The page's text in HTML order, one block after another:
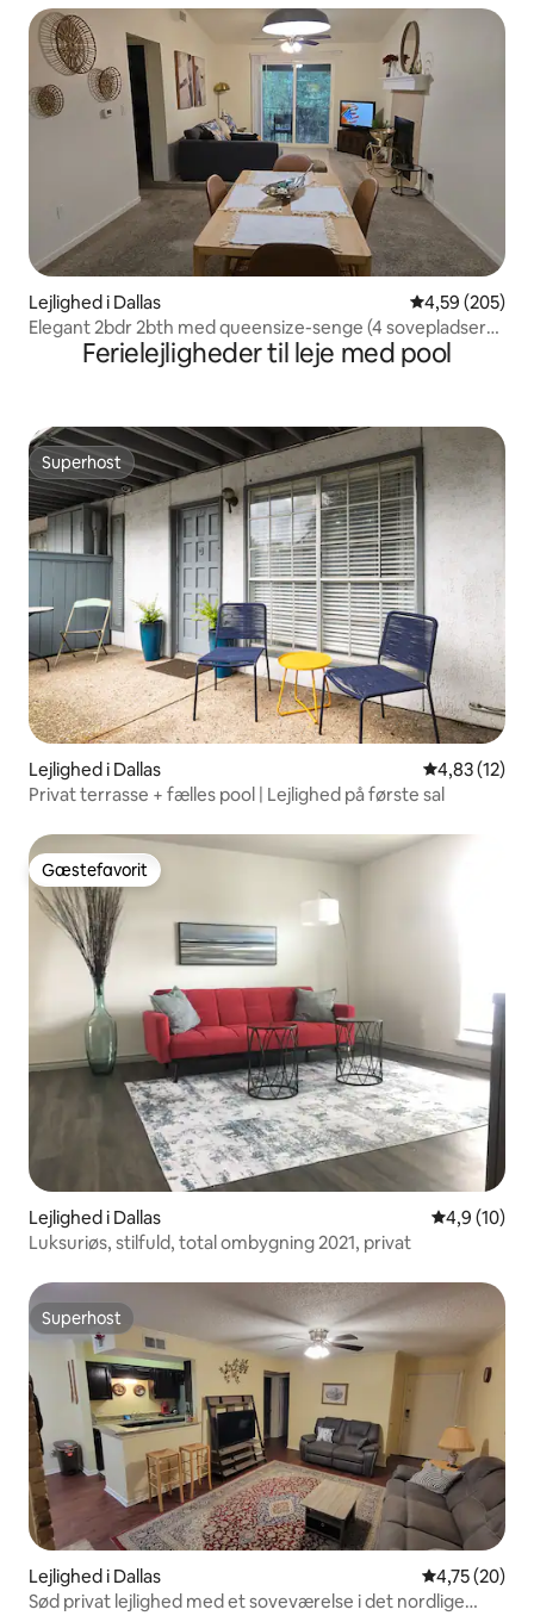
Lejlighed i Dallas 4,59 ud af 5 i
4,59 (205)
Elegant 2bdr 2bth med queensize-senge (4 sovepladser
Ferielejligheder til leje med pool
Superhost
Superhost
Lejlighed i Dallas 4,83 ud af 5
4,83 (12)
Privat terrasse + fælles pool | Lejlighed på første sal
Gæstefavorit
Gæstefavorit
Lejlighed i Dallas 4,9 ud af 5 i
4,9 (10)
Luksuriøs, stilfuld, total ombygning 2021, privat
Superhost
Superhost
Lejlighed i Dallas 4,75 ud af 5
4,75 (20)
Sød privat lejlighed med et soveværelse i det nordlige